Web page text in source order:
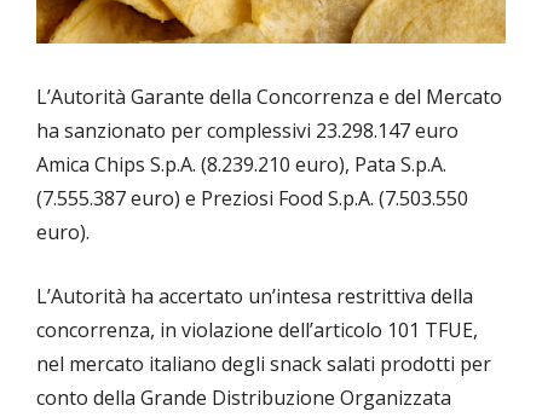
L’Autorità Garante della Concorrenza e del Mercato
ha sanzionato per complessivi 23.298.147 euro
Amica Chips S.p.A. (8.239.210 euro), Pata S.p.A.
(7.555.387 euro) e Preziosi Food S.p.A. (7.503.550
euro).
L’Autorità ha accertato un’intesa restrittiva della
concorrenza, in violazione dell’articolo 101 TFUE,
nel mercato italiano degli snack salati prodotti per
conto della Grande Distribuzione Organizzata